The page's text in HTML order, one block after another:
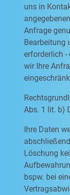
uns in
Anfrage
Bearbeitung
erforderlich -
wir Ihre
Abs. 1 lit. b)
Ihre Daten
Löschung
bspw. bei